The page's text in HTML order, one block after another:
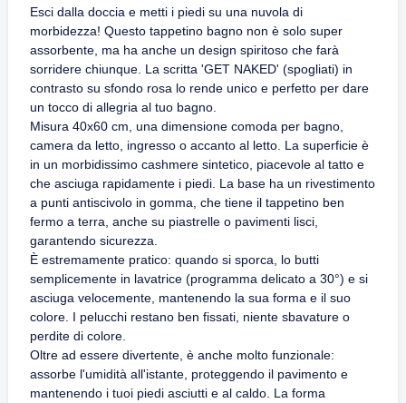
Esci dalla doccia e metti i piedi su una nuvola di
morbidezza! Questo tappetino bagno non è solo super
assorbente, ma ha anche un design spiritoso che farà
sorridere chiunque. La scritta 'GET NAKED' (spogliati) in
contrasto su sfondo rosa lo rende unico e perfetto per dare
un tocco di allegria al tuo bagno.
Misura 40x60 cm, una dimensione comoda per bagno,
camera da letto, ingresso o accanto al letto. La superficie è
in un morbidissimo cashmere sintetico, piacevole al tatto e
che asciuga rapidamente i piedi. La base ha un rivestimento
a punti antiscivolo in gomma, che tiene il tappetino ben
fermo a terra, anche su piastrelle o pavimenti lisci,
garantendo sicurezza.
È estremamente pratico: quando si sporca, lo butti
semplicemente in lavatrice (programma delicato a 30°) e si
asciuga velocemente, mantenendo la sua forma e il suo
colore. I pelucchi restano ben fissati, niente sbavature o
perdite di colore.
Oltre ad essere divertente, è anche molto funzionale:
assorbe l'umidità all'istante, proteggendo il pavimento e
mantenendo i tuoi piedi asciutti e al caldo. La forma